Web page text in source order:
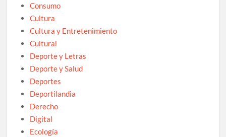
Consumo
Cultura
Cultura y Entretenimiento
Cultural
Deporte y Letras
Deporte y Salud
Deportes
Deportilandia
Derecho
Digital
Ecología